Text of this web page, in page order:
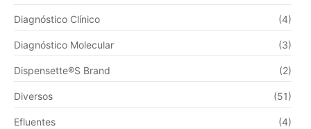
Diagnóstico Clínico (4)
Diagnóstico Molecular (3)
Dispensette®S Brand (2)
Diversos (51)
Efluentes (4)